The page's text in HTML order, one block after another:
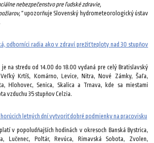
nebezpečenstvo pre ľudské zdravie,
upozorňuje Slovenský hydrometeorologický ústav
odborníci radia ako v zdraví prežiť teploty nad 30 stupňov
na stredu od 14.00 do 18.00 vydaná pre celý Bratislavský
Krtíš, Komárno, Levice, Nitra, Nové Zámky, Šaľa,
Hlohovec, Senica, Skalica a Trnava, kde sa miestami
vzduchu 35 stupňov Celzia.
letných dní vytvoriť dobré podmienky na pracovisku
v popoludňajších hodinách v okresoch Banská Bystrica,
Lučenec, Poltár, Revúca, Rimavská Sobota, Zvolen,